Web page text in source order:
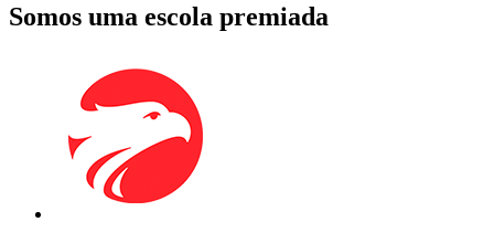
Somos uma escola premiada